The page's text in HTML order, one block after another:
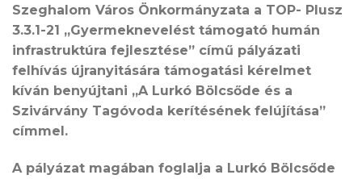
Szeghalom Város Önkormányzata a TOP- Plusz
3.3.1-21 „Gyermeknevelést támogató humán
infrastruktúra fejlesztése” című pályázati
felhívás újranyitására támogatási kérelmet
kíván benyújtani „A Lurkó Bölcsőde és a
Szivárvány Tagóvoda kerítésének felújítása”
címmel .
A pályázat magában foglalja a Lurkó Bölcsőde